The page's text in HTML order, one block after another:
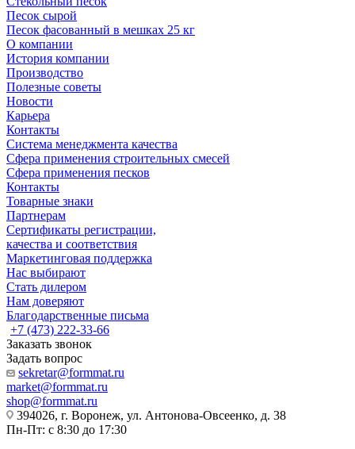
Песок сырой
Песок фасованный в мешках 25 кг
О компании
История компании
Производство
Полезные советы
Новости
Карьера
Контакты
Система менеджмента качества
Сфера применения строительных смесей
Сфера применения песков
Контакты
Товарные знаки
Партнерам
Сертификаты регистрации,
качества и соответствия
Маркетинговая поддержка
Нас выбирают
Стать дилером
Нам доверяют
Благодарственные письма
+7 (473) 222-33-66
Заказать звонок
Задать вопрос
sekretar@formmat.ru
market@formmat.ru
shop@formmat.ru
394026, г. Воронеж, ул. Антонова-Овсеенко, д. 38
Пн-Пт: с 8:30 до 17:30